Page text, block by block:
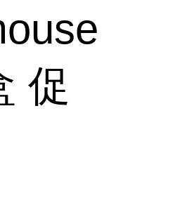
促